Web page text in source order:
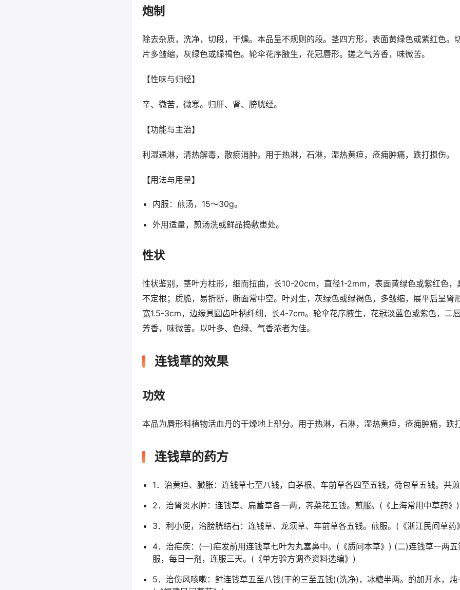
炮制
除去杂质，洗净，切段，干燥。本品呈不规则的段。茎四方形，表面黄绿色或紫红色。
片多皱缩，灰绿色或绿褐色。轮伞花序腋生，花冠唇形。搓之气芳香，味微苦。
【性味与归经】
辛、微苦，微寒。归肝、肾、膀胱经。
【功能与主治】
利湿通淋，清热解毒，散瘀消肿。用于热淋，石淋，湿热黄疸，疮痈肿痛，跌打损伤。
【用法与用量】
内服：煎汤，15～30g。
外用适量，煎汤洗或鲜品捣敷患处。
性状
性状鉴别，茎叶方柱形，细而扭曲，长10-20cm，直径1-2mm，表面黄绿色或紫红色，
不定根；质脆，易折断，断面常中空。叶对生，灰绿色或绿褐色，多皱缩，展平后呈肾
宽1.5-3cm，边缘具圆齿叶柄纤细，长4-7cm。轮伞花序腋生，花冠淡蓝色或紫色，二
芳香，味微苦。以叶多、色绿、气香浓者为佳。
连钱草的效果
功效
本品为唇形科植物活血丹的干燥地上部分。用于热淋，石淋，湿热黄疸，疮痈肿痛，跌
连钱草的药方
1．治黄疸、臌胀：连钱草七至八钱，白茅根、车前草各四至五钱，荷包草五钱。共
2．治肾炎水肿：连钱草、扁蓄草各一两，荠菜花五钱。煎服。(《上海常用中草
3．利小便，治膀胱结石：连钱草、龙须草、车前草各五钱。煎服。(《浙江民间
4．治疟疾：(一)疟发前用连钱草七叶为丸塞鼻中。(《质问本草》) (二)连钱草一两
服，每日一剂，连服三天。(《单方验方调查资料选编》)
5．治伤风咳嗽：鲜连钱草五至八钱(干的三至五钱)(洗净)，冰糖半两。酌加开水，